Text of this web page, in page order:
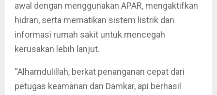
awal dengan menggunakan APAR, mengaktifkan
hidran, serta mematikan sistem listrik dan
informasi rumah sakit untuk mencegah
kerusakan lebih lanjut.
“Alhamdulillah, berkat penanganan cepat dari
petugas keamanan dan Damkar, api berhasil